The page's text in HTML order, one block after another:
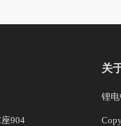
904
关
锂